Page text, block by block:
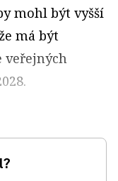
mohl být vyšší
má být
veřejných